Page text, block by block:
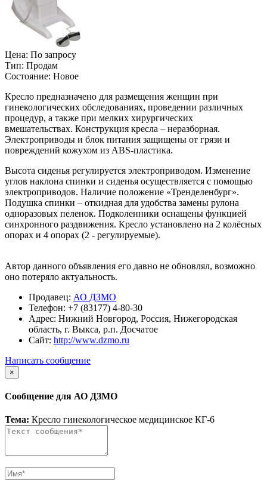
Цена: По запросу
Тип: Продам
Состояние: Новое
Кресло предназначено для размещения женщин при
гинекологических обследованиях, проведении различных
процедур, а также при мелких хирургических
вмешательствах. Конструкция кресла – неразборная.
Электроприводы и блок питания защищены от грязи и
повреждений кожухом из ABS-пластика.
Высота сиденья регулируется электроприводом. Изменение
углов наклона спинки и сиденья осуществляется с помощью
электроприводов. Наличие положение «Тренделенбург».
Подушка спинки – откидная для удобства замены рулона
одноразовых пеленок. Подколенники оснащены функцией
синхронного раздвижения. Кресло установлено на 2 колёсных
опорах и 4 опорах (2 - регулируемые).
Автор данного объявления его давно не обновлял, возможно
оно потеряло актуальность.
Продавец: АО ДЗМО
Телефон: +7 (83177) 4-80-30
Адрес: Нижний Новгород, Россия, Нижегородская
область, г. Выкса, р.п. Досчатое
Сайт: http://www.dzmo.ru
Написать сообщение
×
Сообщение для АО ДЗМО
Тема: Кресло гинекологическое медицинское КГ-6